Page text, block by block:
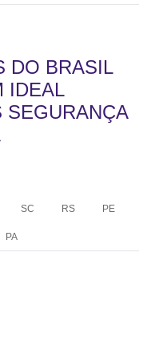
DO BRASIL
IDEAL
SEGURANÇA
SC RS PE
PA